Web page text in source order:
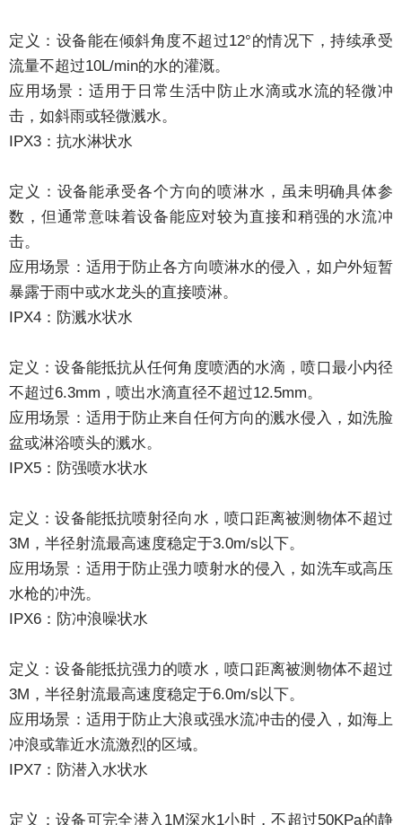
定义：设备能在倾斜角度不超过12°的情况下，持续承受
流量不超过10L/min的水的灌溉。
应用场景：适用于日常生活中防止水滴或水流的轻微冲
击，如斜雨或轻微溅水。
IPX3：抗水淋状水
定义：设备能承受各个方向的喷淋水，虽未明确具体参
数，但通常意味着设备能应对较为直接和稍强的水流冲
击。
应用场景：适用于防止各方向喷淋水的侵入，如户外短暂
暴露于雨中或水龙头的直接喷淋。
IPX4：防溅水状水
定义：设备能抵抗从任何角度喷洒的水滴，喷口最小内径
不超过6.3mm，喷出水滴直径不超过12.5mm。
应用场景：适用于防止来自任何方向的溅水侵入，如洗脸
盆或淋浴喷头的溅水。
IPX5：防强喷水状水
定义：设备能抵抗喷射径向水，喷口距离被测物体不超过
3M，半径射流最高速度稳定于3.0m/s以下。
应用场景：适用于防止强力喷射水的侵入，如洗车或高压
水枪的冲洗。
IPX6：防冲浪噪状水
定义：设备能抵抗强力的喷水，喷口距离被测物体不超过
3M，半径射流最高速度稳定于6.0m/s以下。
应用场景：适用于防止大浪或强水流冲击的侵入，如海上
冲浪或靠近水流激烈的区域。
IPX7：防潜入水状水
定义：设备可完全潜入1M深水1小时，不超过50KPa的静